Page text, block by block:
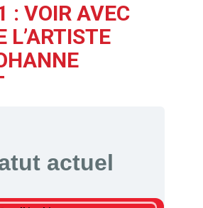
: VOIR AVEC
L’ARTISTE
actuel